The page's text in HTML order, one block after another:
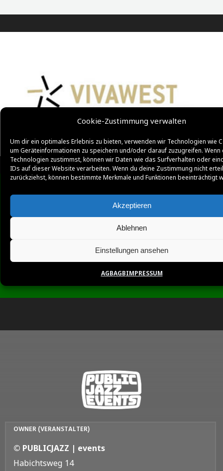
Cookie-Zustimmung verwalten
Um dir ein optimales Erlebnis zu bieten, verwenden wir Technologien wie
um Geräteinformationen zu speichern und/oder darauf zuzugreifen. Wenn
Technologien zustimmst, können wir Daten wie das Surfverhalten oder
IDs auf dieser Website verarbeiten. Wenn du deine Zustimmung nicht
zurückziehst, können bestimmte Merkmale und Funktionen beeinträchtigt
Akzeptieren
Ablehnen
Einstellungen ansehen
AGBAGBIMPRESSUM
OWNER (VERANSTALTER)
© PUBLICJAZZ | events
Habichtsweg 14